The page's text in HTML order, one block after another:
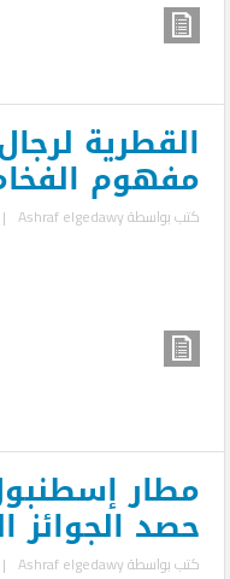
القطرية
مفهوم
كتب بواسطةAshraf elgedawy
|
مطار
حصد الجوائز
كتب بواسطةAshraf elgedawy
|